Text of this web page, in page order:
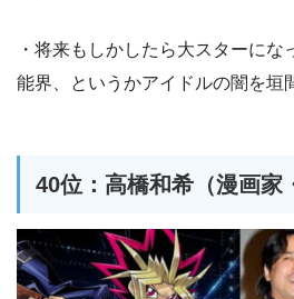
・将来もしかしたら大スターに
能界、というかアイドルの闇を垣
40位：高橋和希（漫画家